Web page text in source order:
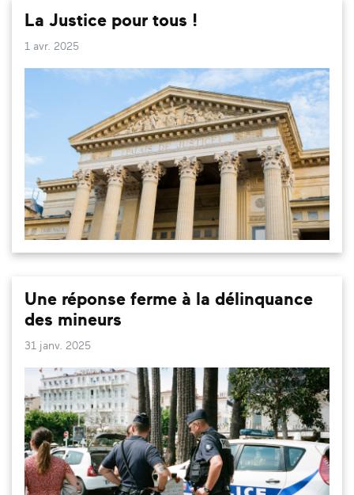
La Justice pour tous !
1 avr. 2025
Une réponse ferme à la délinquance
des mineurs
31 janv. 2025